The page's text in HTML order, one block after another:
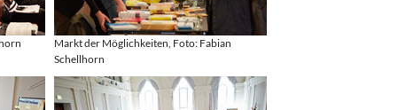
Markt der Möglichkeiten, Foto: Fabian
Schellhorn